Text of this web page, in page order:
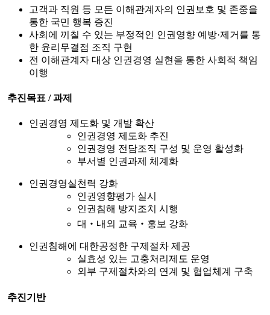
고객과 직원 등 모든 이해관계자의 인권보호 및 존중을
통한 국민 행복 증진
사회에 끼칠 수 있는 부정적인 인권영향 예방·제거를 통
한 윤리무결점 조직 구현
전 이해관계자 대상 인권경영 실현을 통한 사회적 책임
이행
추진목표 / 과제
인권경영 제도화 및 개발 확산
인권경영 제도화 추진
인권경영 전담조직 구성 및 운영 활성화
부서별 인권과제 체계화
인권경영실천력 강화
인권영향평가 실시
인권침해 방지조치 시행
대‧내외 교육‧홍보 강화
인권침해에 대한공정한 구제절차 제공
실효성 있는 고충처리제도 운영
외부 구제절차와의 연계 및 협업체계 구축
추진기반